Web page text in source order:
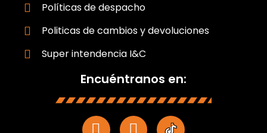
Políticas de despacho
Politicas de cambios y devoluciones
Super intendencia I&C
Encuéntranos en: